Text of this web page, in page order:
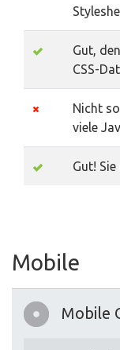
Gut,
CSS-
Nicht
viele
Gut!
Mobile
Mobile